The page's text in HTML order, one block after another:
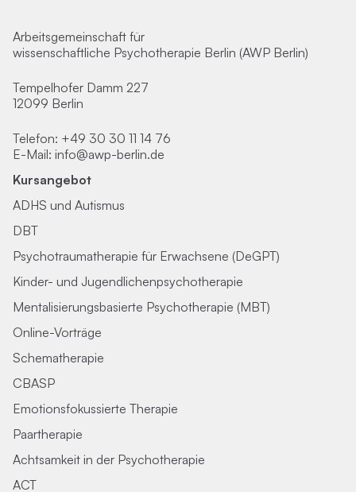
Arbeitsgemeinschaft für
wissenschaftliche Psychotherapie Berlin (AWP Berlin)
Tempelhofer Damm 227
12099 Berlin
Telefon: +49 30 30 11 14 76
E-Mail: info@awp-berlin.de
Kursangebot
ADHS und Autismus
DBT
Psychotraumatherapie für Erwachsene (DeGPT)
Kinder- und Jugendlichenpsychotherapie
Mentalisierungsbasierte Psychotherapie (MBT)
Online-Vorträge
Schematherapie
CBASP
Emotionsfokussierte Therapie
Paartherapie
Achtsamkeit in der Psychotherapie
ACT